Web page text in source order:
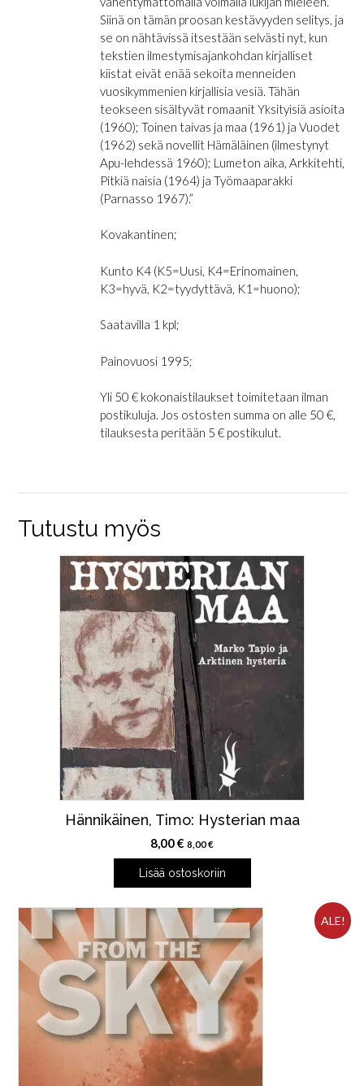
Siinä on tämän proosan kestävyyden selitys, ja
se on nähtävissä itsestään selvästi nyt, kun
tekstien ilmestymisajankohdan kirjalliset
kiistat eivät enää sekoita menneiden
vuosikymmenien kirjallisia vesiä. Tähän
teokseen sisältyvät romaanit Yksityisiä asioita
(1960); Toinen taivas ja maa (1961) ja Vuodet
(1962) sekä novellit Hämäläinen (ilmestynyt
Apu-lehdessä 1960); Lumeton aika, Arkkitehti,
Pitkiä naisia (1964) ja Työmaaparakki
(Parnasso 1967).”
Kovakantinen;
Kunto K4 (K5=Uusi, K4=Erinomainen,
K3=hyvä, K2=tyydyttävä, K1=huono);
Saatavilla 1 kpl;
Painovuosi 1995;
Yli 50 € kokonaistilaukset toimitetaan ilman
postikuluja. Jos ostosten summa on alle 50 €,
tilauksesta peritään 5 € postikulut.
Tutustu myös
Hännikäinen, Timo: Hysterian maa
8,00€ 8,00€
Lisää ostoskoriin
ALE!